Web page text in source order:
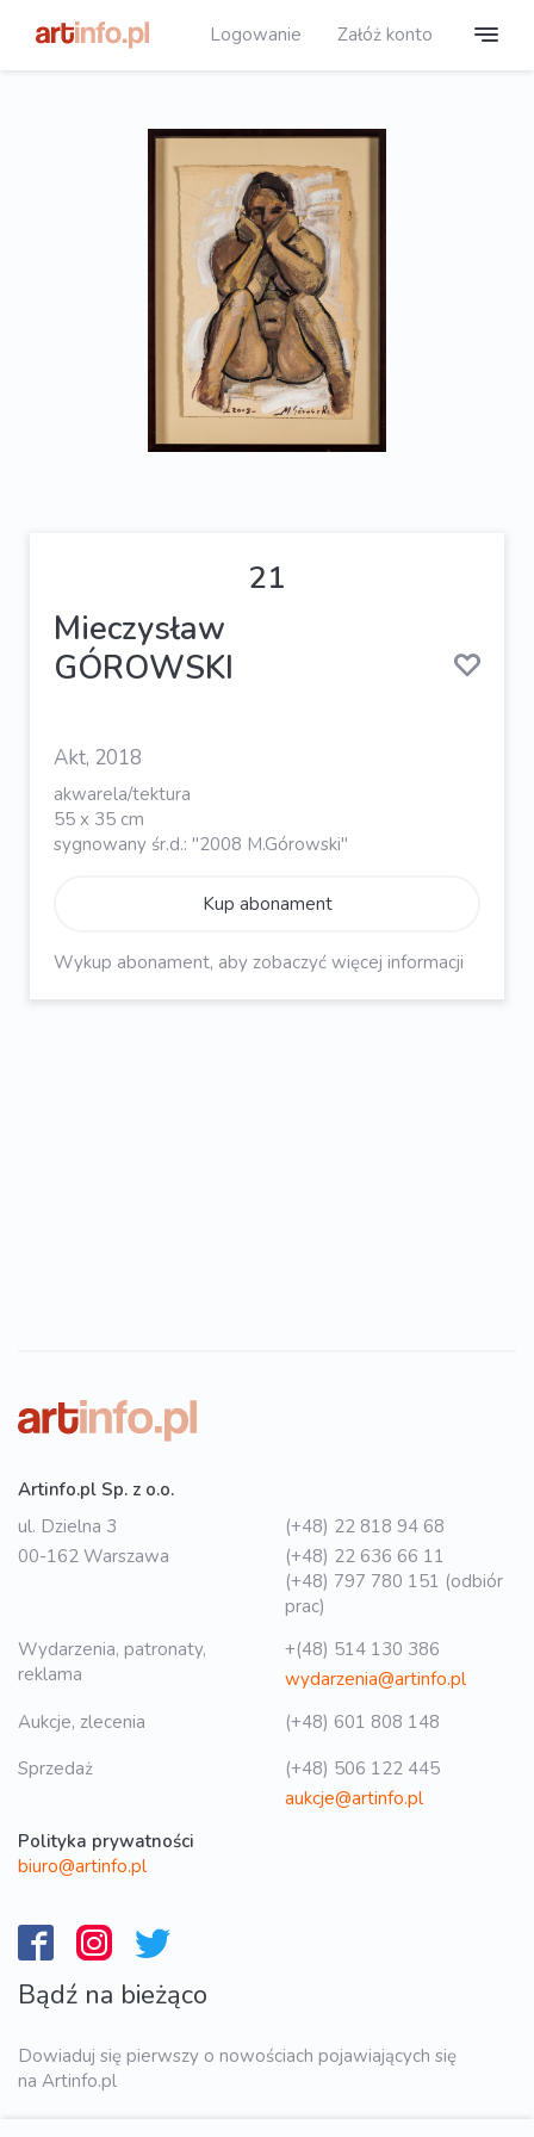
Logowanie Załóż konto
21
Mieczysław
GÓROWSKI
Akt, 2018
akwarela/tektura
55 x 35 cm
sygnowany śr.d.: "2008 M.Górowski"
Kup abonament
Wykup abonament, aby zobaczyć więcej informacji
Artinfo.pl Sp. z o.o.
ul. Dzielna 3
00-162 Warszawa
(+48) 22 818 94 68
(+48) 22 636 66 11
(+48) 797 780 151 (odbiór
prac)
Wydarzenia, patronaty,
reklama
+(48) 514 130 386
wydarzenia@artinfo.pl
Aukcje, zlecenia
(+48) 601 808 148
Sprzedaż
(+48) 506 122 445
aukcje@artinfo.pl
Polityka prywatności
biuro@artinfo.pl
Bądź na bieżąco
Dowiaduj się pierwszy o nowościach pojawiających się
na Artinfo.pl